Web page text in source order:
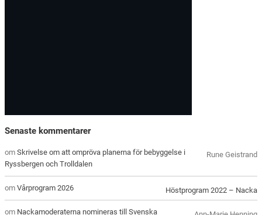
Senaste kommentarer
Rune Geistrand
omSkrivelse om att ompröva planerna för bebyggelse i
Ryssbergen och Trolldalen
Höstprogram 2022 – Nacka
omVårprogram 2026
om Nackamoderaterna nomineras till Svenska